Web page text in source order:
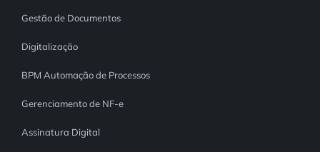
Gestão de Documentos
Digitalização
BPM Automação de Processos
Gerenciamento de NF-e
Assinatura Digital